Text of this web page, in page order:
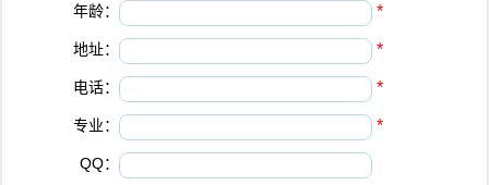
年龄： *
地址： *
电话： *
专业： *
QQ：